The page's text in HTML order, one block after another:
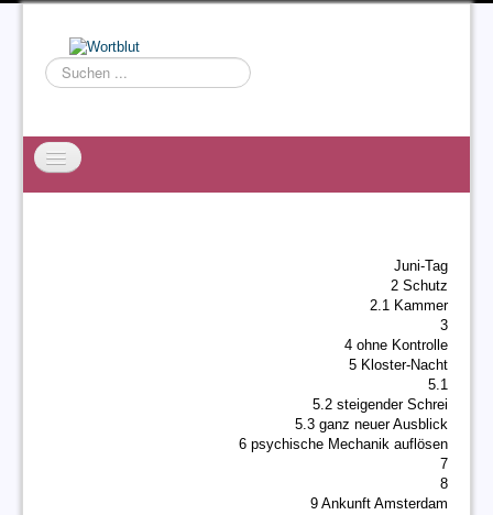
Suchen
...
Juni-Tag
2 Schutz
2.1 Kammer
3
4 ohne Kontrolle
5 Kloster-Nacht
5.1
5.2 steigender Schrei
5.3 ganz neuer Ausblick
6 psychische Mechanik auflösen
7
8
9 Ankunft Amsterdam